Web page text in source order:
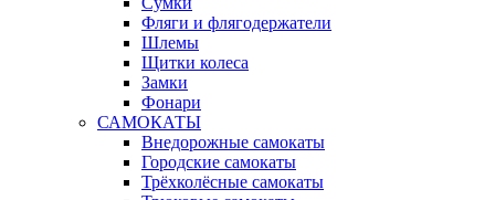
Фляги и флягодержатели
Шлемы
Щитки колеса
Замки
Фонари
САМОКАТЫ
Внедорожные самокаты
Городские самокаты
Трёхколёсные самокаты